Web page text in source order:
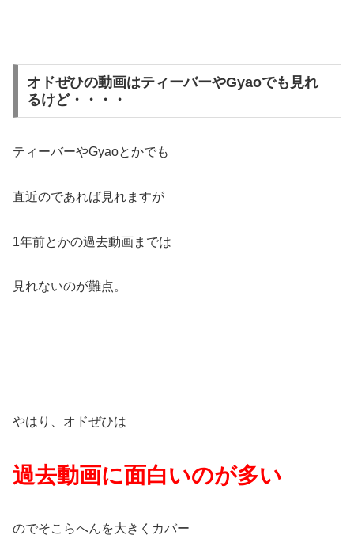
オドぜひの動画はティーバーやGyaoでも見れ
るけど・・・・
ティーバーやGyaoとかでも
直近のであれば見れますが
1年前とかの過去動画までは
見れないのが難点。
やはり、オドぜひは
過去動画に面白いのが多い
のでそこらへんを大きくカバー